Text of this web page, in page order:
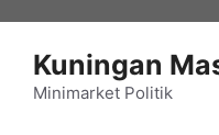
Kuningan
Minimarket Politik